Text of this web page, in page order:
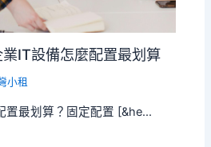
IT設備怎麼配置最划算
小租
置最划算？固定配置 [&he...